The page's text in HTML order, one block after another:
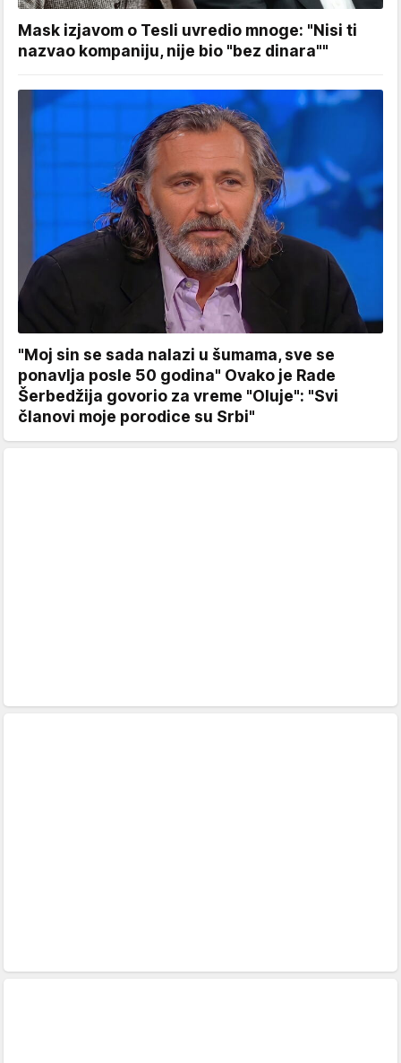
Mask izjavom o Tesli uvredio mnoge: "Nisi ti
nazvao kompaniju, nije bio "bez dinara""
"Moj sin se sada nalazi u šumama, sve se
ponavlja posle 50 godina" Ovako je Rade
Šerbedžija govorio za vreme "Oluje": "Svi
članovi moje porodice su Srbi"